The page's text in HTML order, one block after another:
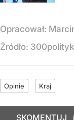
Opracował:
Źródło:
Opinie Kraj
SKOMENTUJ